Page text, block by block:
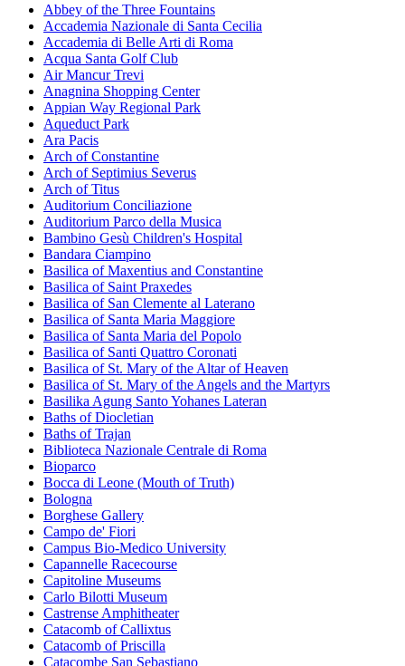
Abbey of the Three Fountains
Accademia Nazionale di Santa Cecilia
Accademia di Belle Arti di Roma
Acqua Santa Golf Club
Air Mancur Trevi
Anagnina Shopping Center
Appian Way Regional Park
Aqueduct Park
Ara Pacis
Arch of Constantine
Arch of Septimius Severus
Arch of Titus
Auditorium Conciliazione
Auditorium Parco della Musica
Bambino Gesù Children's Hospital
Bandara Ciampino
Basilica of Maxentius and Constantine
Basilica of Saint Praxedes
Basilica of San Clemente al Laterano
Basilica of Santa Maria Maggiore
Basilica of Santa Maria del Popolo
Basilica of Santi Quattro Coronati
Basilica of St. Mary of the Altar of Heaven
Basilica of St. Mary of the Angels and the Martyrs
Basilika Agung Santo Yohanes Lateran
Baths of Diocletian
Baths of Trajan
Biblioteca Nazionale Centrale di Roma
Bioparco
Bocca di Leone (Mouth of Truth)
Bologna
Borghese Gallery
Campo de' Fiori
Campus Bio-Medico University
Capannelle Racecourse
Capitoline Museums
Carlo Bilotti Museum
Castrense Amphitheater
Catacomb of Callixtus
Catacomb of Priscilla
Catacombe San Sebastiano